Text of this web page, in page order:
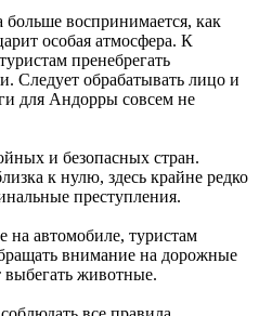
воспринимается, как
особая атмосфера. К
пренебрегать
Следует обрабатывать лицо и
для Андорры совсем не
и безопасных стран.
к нулю, здесь крайне редко
преступления.
автомобиле, туристам
внимание на дорожные
выбегать животные.